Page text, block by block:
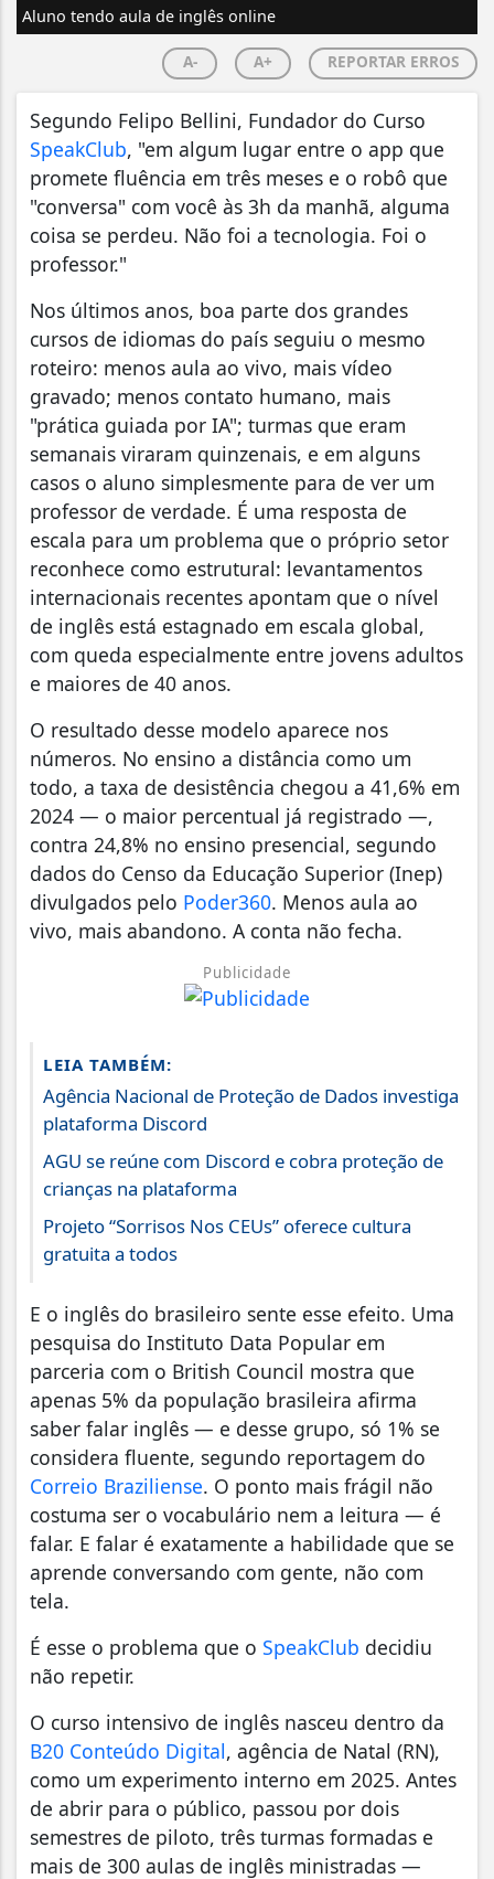
Aluno tendo aula de inglês online
A- A+ REPORTAR ERROS
Segundo Felipo Bellini, Fundador do Curso
SpeakClub, "em algum lugar entre o app que
promete fluência em três meses e o robô que
"conversa" com você às 3h da manhã, alguma
coisa se perdeu. Não foi a tecnologia. Foi o
professor."
Nos últimos anos, boa parte dos grandes
cursos de idiomas do país seguiu o mesmo
roteiro: menos aula ao vivo, mais vídeo
gravado; menos contato humano, mais
"prática guiada por IA"; turmas que eram
semanais viraram quinzenais, e em alguns
casos o aluno simplesmente para de ver um
professor de verdade. É uma resposta de
escala para um problema que o próprio setor
reconhece como estrutural: levantamentos
internacionais recentes apontam que o nível
de inglês está estagnado em escala global,
com queda especialmente entre jovens adultos
e maiores de 40 anos.
O resultado desse modelo aparece nos
números. No ensino a distância como um
todo, a taxa de desistência chegou a 41,6% em
2024 — o maior percentual já registrado —,
contra 24,8% no ensino presencial, segundo
dados do Censo da Educação Superior (Inep)
divulgados pelo Poder360. Menos aula ao
vivo, mais abandono. A conta não fecha.
Publicidade
LEIA TAMBÉM:
Agência Nacional de Proteção de Dados investiga
plataforma Discord
AGU se reúne com Discord e cobra proteção de
crianças na plataforma
Projeto “Sorrisos Nos CEUs” oferece cultura
gratuita a todos
E o inglês do brasileiro sente esse efeito. Uma
pesquisa do Instituto Data Popular em
parceria com o British Council mostra que
apenas 5% da população brasileira afirma
saber falar inglês — e desse grupo, só 1% se
considera fluente, segundo reportagem do
Correio Braziliense. O ponto mais frágil não
costuma ser o vocabulário nem a leitura — é
falar. E falar é exatamente a habilidade que se
aprende conversando com gente, não com
tela.
É esse o problema que o SpeakClub decidiu
não repetir.
O curso intensivo de inglês nasceu dentro da
B20 Conteúdo Digital, agência de Natal (RN),
como um experimento interno em 2025. Antes
de abrir para o público, passou por dois
semestres de piloto, três turmas formadas e
mais de 300 aulas de inglês ministradas —